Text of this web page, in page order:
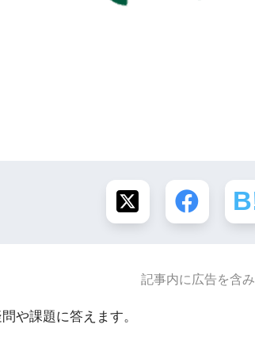
記事内に広告を含み
や課題に答えます。